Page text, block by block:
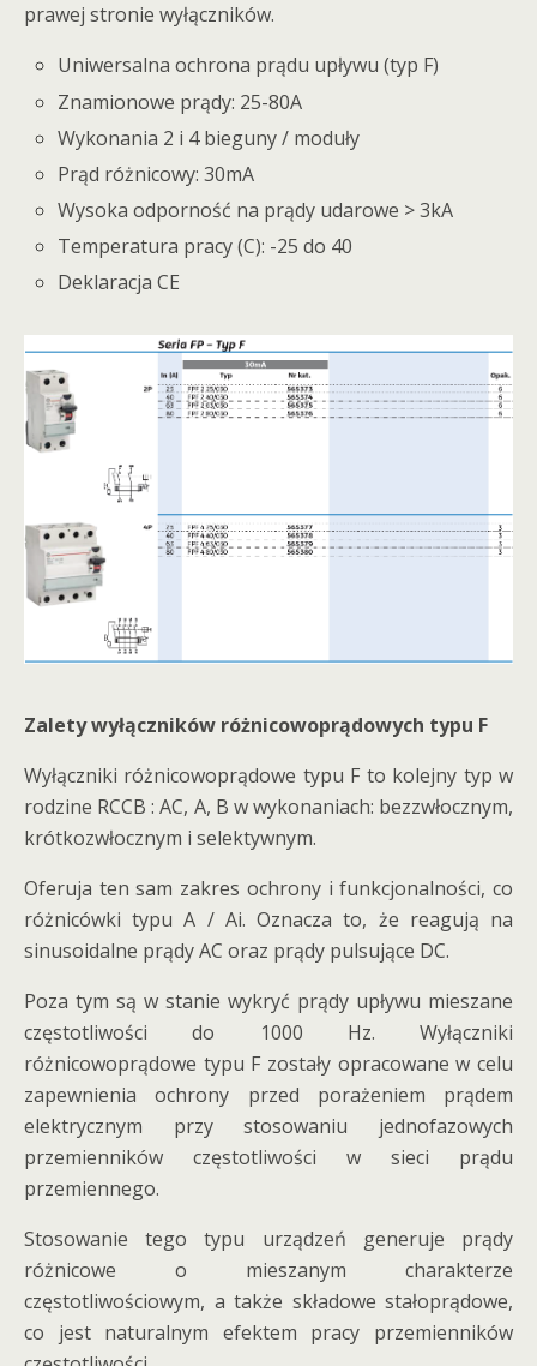
prawej stronie wyłączników.
Uniwersalna ochrona prądu upływu (typ F)
Znamionowe prądy: 25-80A
Wykonania 2 i 4 bieguny / moduły
Prąd różnicowy: 30mA
Wysoka odporność na prądy udarowe > 3kA
Temperatura pracy (C): -25 do 40
Deklaracja CE
Zalety wyłączników różnicowoprądowych typu F
Wyłączniki różnicowoprądowe typu F to kolejny typ w
rodzine RCCB : AC, A, B w wykonaniach: bezzwłocznym,
krótkozwłocznym i selektywnym.
Oferuja ten sam zakres ochrony i funkcjonalności, co
różnicówki typu A / Ai. Oznacza to, że reagują na
sinusoidalne prądy AC oraz prądy pulsujące DC.
Poza tym są w stanie wykryć prądy upływu mieszane
częstotliwości do 1000 Hz. Wyłączniki
różnicowoprądowe typu F zostały opracowane w celu
zapewnienia ochrony przed porażeniem prądem
elektrycznym przy stosowaniu jednofazowych
przemienników częstotliwości w sieci prądu
przemiennego.
Stosowanie tego typu urządzeń generuje prądy
różnicowe o mieszanym charakterze
częstotliwościowym, a także składowe stałoprądowe,
co jest naturalnym efektem pracy przemienników